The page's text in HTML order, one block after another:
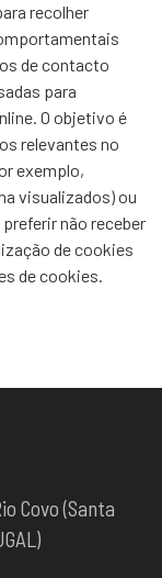
recolher
de contacto
para
O objetivo é
relevantes no
exemplo,
visualizados) ou
não receber
de cookies
de cookies.
Covo (Santa